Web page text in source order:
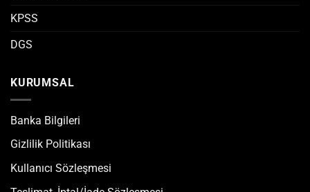
KPSS
DGS
KURUMSAL
Banka Bilgileri
Gizlilik Politikası
Kullanıcı Sözleşmesi